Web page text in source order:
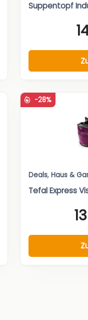
Suppentopf
-28%
Deals, Haus &
Tefal Express